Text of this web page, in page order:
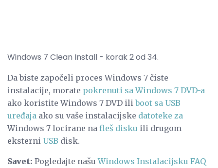
Windows 7 Clean Install - korak 2 od 34.
Da biste započeli proces Windows 7 čiste
instalacije, morate pokrenuti sa Windows 7 DVD-a
ako koristite Windows 7 DVD iliboot sa USB
uređaja ako su vaše instalacijske datoteke za
Windows 7 locirane na fleš disku ili drugom
eksterni USB disk.
Savet: Pogledajte našuWindows Instalacijsku FAQ